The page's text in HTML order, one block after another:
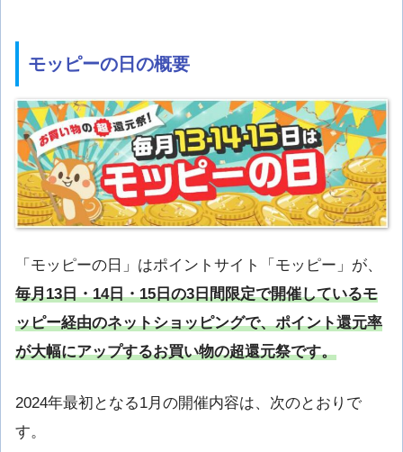
モッピーの日の概要
「モッピーの日」はポイントサイト「モッピー」が、
毎月13日・14日・15日の3日間限定で開催しているモ
ッピー経由のネットショッピングで、ポイント還元率
が大幅にアップするお買い物の超還元祭です。
2024年最初となる1月の開催内容は、次のとおりで
す。